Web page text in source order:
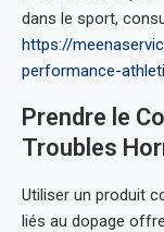
dans le sport,
https://
performance-
Prendre le
Troubles
Utiliser un produit
liés au dopage